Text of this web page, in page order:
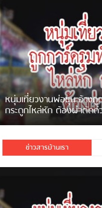
ชาวเน็ตสวดยับ! พบพม่าเ
พอไม่ซื้อเดินตาม
มีชาวเน็ตรายหนึ่งซึ่งแจ้งว่าตนเองไ
ข่าวสารบ้านเรา